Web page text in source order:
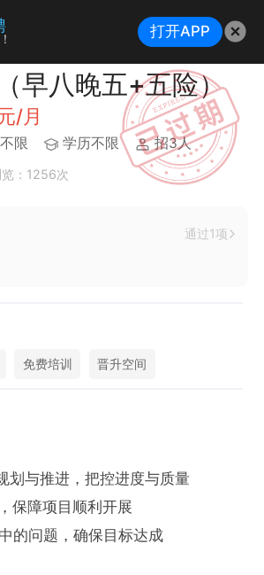
早八晚五+五险）
/月
限 学历不限 招3人
：1256次
通过1项
免费培训 晋升空间
划与推进，把控进度与质量
保障项目顺利开展
的问题，确保目标达成
打开APP